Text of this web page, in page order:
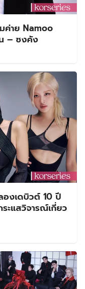
ค่าย Namoo
– ซงคัง
องเดบิวต์ 10 ปี
ะแสวิจารณ์เกี่ยว